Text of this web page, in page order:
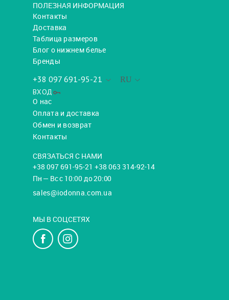
ПОЛЕЗНАЯ ИНФОРМАЦИЯ
Контакты
Доставка
Таблица размеров
Блог о нижнем белье
Бренды
RU
+38 097 691-95-21
ВХОД
О нас
Оплата и доставка
Обмен и возврат
Контакты
СВЯЗАТЬСЯ С НАМИ
+38 097 691-95-21 +38 063 314-92-14
Пн — Вс с 10:00 до 20:00
sales@iodonna.com.ua
МЫ В СОЦСЕТЯХ